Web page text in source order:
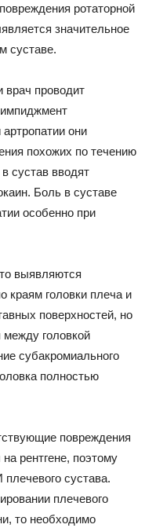
ротаторной
значительное
суставе.
врач проводит
они
похожих по течению
сустав вводят
Боль в суставе
особенно при
выявляются
краям головки плеча и
поверхностей, но
между головкой
субакромиального
полностью
повреждения
рентгене, поэтому
сустава.
плечевого
то необходимо